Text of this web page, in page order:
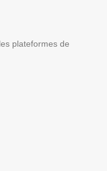
plateformes de